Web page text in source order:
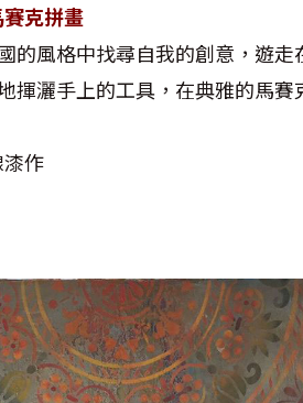
克拼畫
的風格中找尋自我的創意，遊
揮灑手上的工具，在典雅的馬
作